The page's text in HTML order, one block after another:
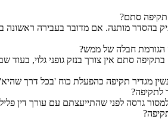
תקיפה סתם?
בהסדר מותנה. אם מדובר בעבירה ראשונה
הגורמת חבלה של ממש?
סתם אין צורך בנזק גופני גלוי,
לתקיפה?
גרסה לפני שהתייעצתם עם עורך דין